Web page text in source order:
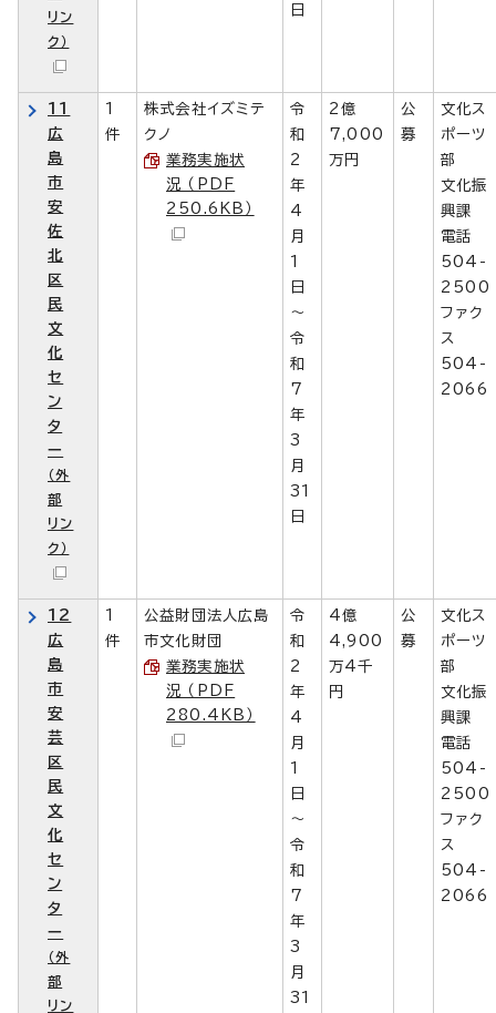
リン
ク）
日
11
広
島
市
安
佐
北
区
民
文
化
セ
ン
タ
ー
（外
部
リン
ク）
1
件
株式会社イズミテ
クノ
業務実施状
況 （PDF
250.6KB）
令
和
2
年
4
月
1
日
～
令
和
7
年
3
月
31
日
2億
7,000
万円
公
募
文化ス
ポーツ
部
文化振
興課
電話
504-
2500
ファク
ス
504-
2066
12
広
島
市
安
芸
区
民
文
化
セ
ン
タ
ー
（外
部
リン
1
件
公益財団法人広島
市文化財団
業務実施状
況 （PDF
280.4KB）
令
和
2
年
4
月
1
日
～
令
和
7
年
3
月
31
4億
4,900
万4千
円
公
募
文化ス
ポーツ
部
文化振
興課
電話
504-
2500
ファク
ス
504-
2066